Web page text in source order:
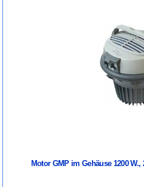
Motor GMP im Gehäuse 1200 W.,